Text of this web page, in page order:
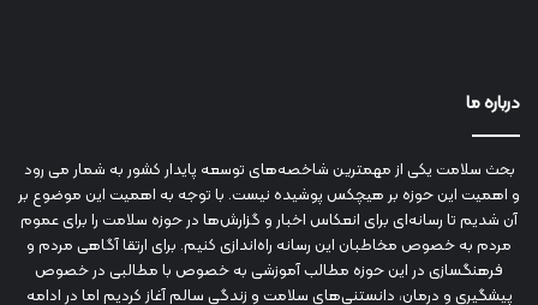
درباره ما
بحث سلامت یکی از مهمترین شاخصه‌های توسعه پایدار کشور به شمار می رود
و اهمیت این حوزه بر هیچکس پوشیده نیست. با توجه به اهمیت این موضوع بر
آن شدیم تا رسانه‌ای برای انعکاس اخبار و گزارش‌ها در حوزه سلامت را برای عموم
مردم به خصوص مخاطبان این رسانه راه‌اندازی کنیم. برای ارتقا آگاهی مردم و
فرهنگسازی در این حوزه مطالب آموزشی به خصوص با مطالبی در خصوص
پیشگیری و درمان، دانستنی‌های سلامت و زندگی سالم آغاز کردیم اما در ادامه